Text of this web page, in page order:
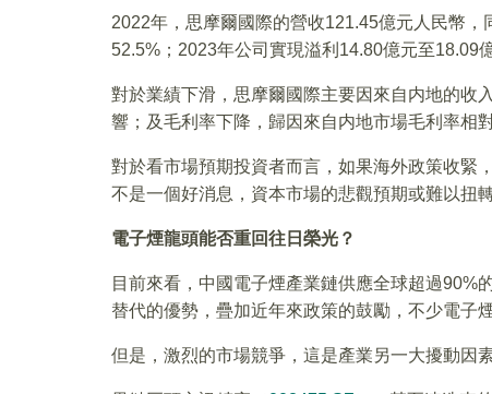
2022年，思摩爾國際的營收121.45億元人民幣
52.5%；2023年公司實現溢利14.80億元至18.09
對於業績下滑，思摩爾國際主要因來自内地的收
響；及毛利率下降，歸因來自内地市場毛利率相
對於看市場預期投資者而言，如果海外政策收緊
不是一個好消息，資本市場的悲觀預期或難以扭
電子煙龍頭能否重回往日榮光？
目前來看，中國電子煙產業鏈供應全球超過90%
替代的優勢，疊加近年來政策的鼓勵，不少電子
但是，激烈的市場競爭，這是產業另一大擾動因素